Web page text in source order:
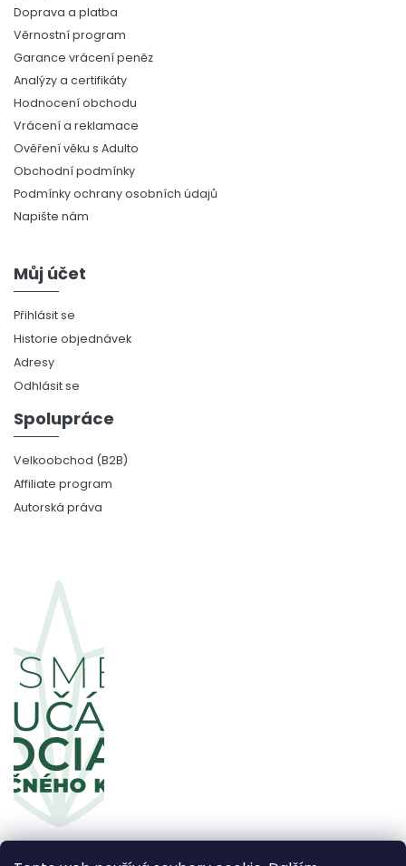
Doprava a platba
Věrnostní program
Garance vrácení peněz
Analýzy a certifikáty
Hodnocení obchodu
Vrácení a reklamace
Ověření věku s Adulto
Obchodní podmínky
Podmínky ochrany osobních údajů
Napište nám
Můj účet
Přihlásit se
Historie objednávek
Adresy
Odhlásit se
Spolupráce
Velkoobchod (B2B)
Affiliate program
Autorská práva